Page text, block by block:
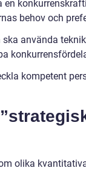
en
behov och
använda
kompetent
olika